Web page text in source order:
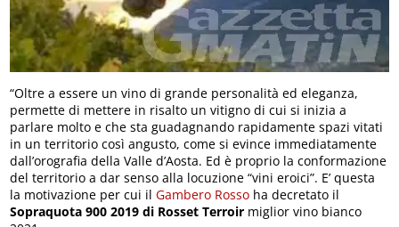
“Oltre a essere un vino di grande personalità ed eleganza,
permette di mettere in risalto un vitigno di cui si inizia a
parlare molto e che sta guadagnando rapidamente spazi vitati
in un territorio così angusto, come si evince immediatamente
dall’orografia della Valle d’Aosta. Ed è proprio la conformazione
del territorio a dar senso alla locuzione “vini eroici”. E’ questa
la motivazione per cui ilGambero Rosso ha decretato il
Sopraquota 900 2019 di Rosset Terroir miglior vino bianco